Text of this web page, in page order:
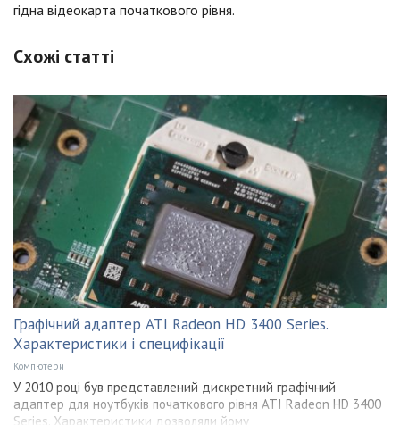
гідна відеокарта початкового рівня.
Схожі статті
Графічний адаптер ATI Radeon HD 3400 Series.
Характеристики і специфікації
Компютери
У 2010 році був представлений дискретний графічний
адаптер для ноутбуків початкового рівня ATI Radeon HD 3400
Series. Характеристики дозволяли йому